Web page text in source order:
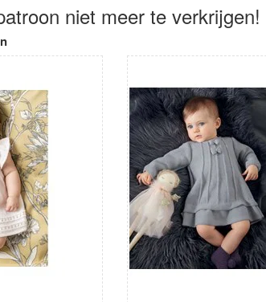
niet meer te verkrijgen!